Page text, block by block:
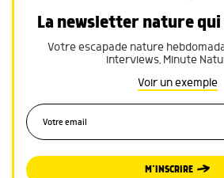
La newsletter nature
Votre escapade nature
interviews, Minute
Voir un exemple
M’INSCRIRE